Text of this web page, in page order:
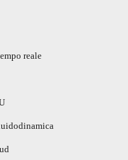
reale